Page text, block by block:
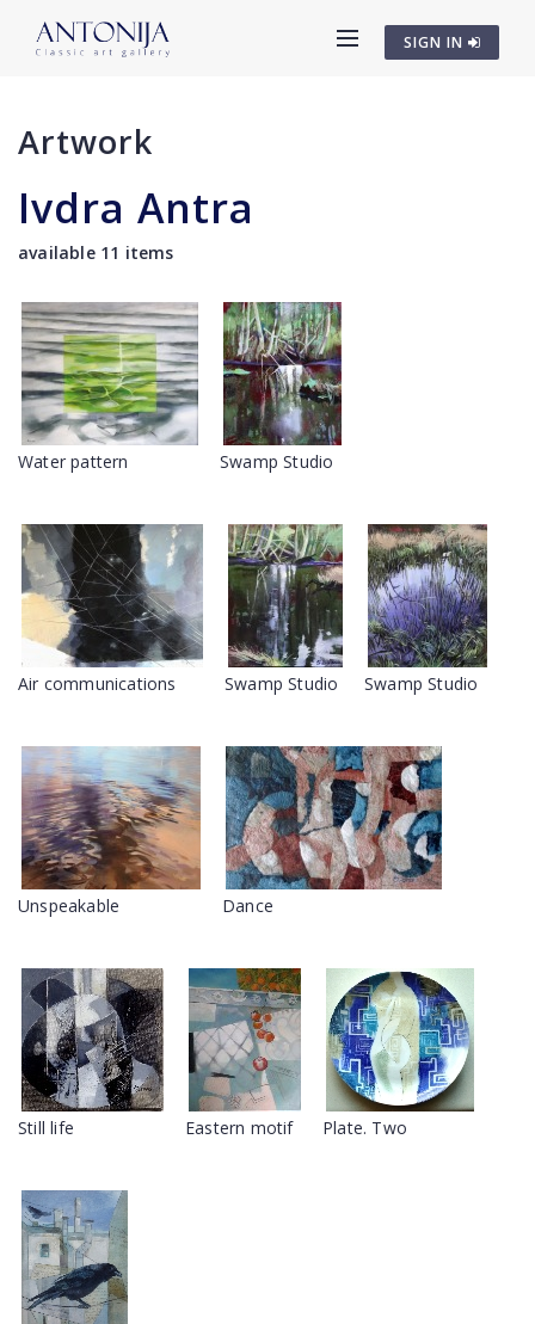
SIGN IN
Artwork
Ivdra Antra
available 11 items
Water pattern Swamp Studio
Air communications Swamp Studio Swamp Studio
Unspeakable Dance
Still life Eastern motif Plate. Two